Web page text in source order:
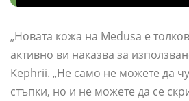
„Новата кожа на Medusa е
активно ви наказва за
Kephrii. „Не само не можете да
стъпки, но и не можете да се